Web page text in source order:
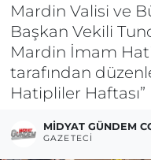
Mardin Valisi ve
Başkan Vekili
Mardin İmam
tarafından
Hatipliler Haftası”
MIDYAT GÜNDEM
GAZETECI